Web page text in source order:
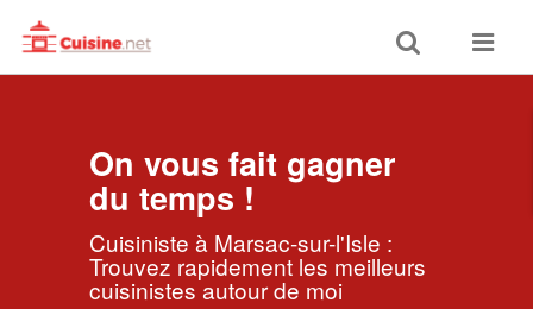
Toggle
search
Toggle
On vous fait gagner
du temps !
Cuisiniste à Marsac-sur-l'Isle :
Trouvez rapidement les meilleurs
cuisinistes autour de moi